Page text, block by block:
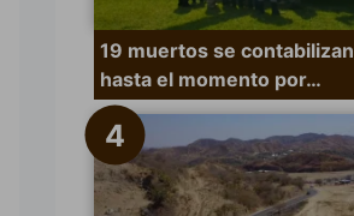
19 muertos se contabilizan
hasta el momento por…